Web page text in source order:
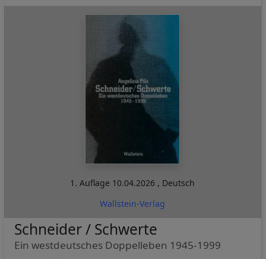
1. Auflage 10.04.2026 , Deutsch
Wallstein-Verlag
Schneider / Schwerte
Ein westdeutsches Doppelleben 1945-1999